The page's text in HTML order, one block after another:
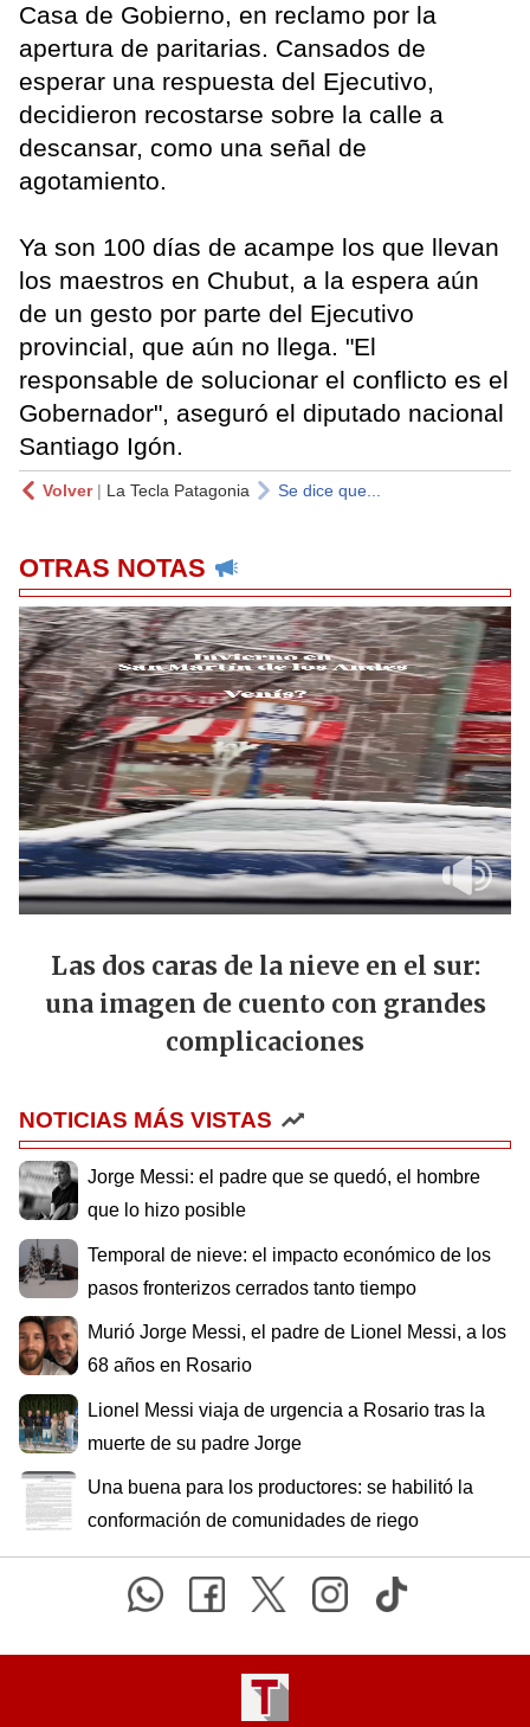
Casa de Gobierno, en reclamo por la
apertura de paritarias. Cansados de
esperar una respuesta del Ejecutivo,
decidieron recostarse sobre la calle a
descansar, como una señal de
agotamiento.
Ya son 100 días de acampe los que llevan
los maestros en Chubut, a la espera aún
de un gesto por parte del Ejecutivo
provincial, que aún no llega. "El
responsable de solucionar el conflicto es el
Gobernador", aseguró el diputado nacional
Santiago Igón.
Volver| La Tecla Patagonia Se dice que...
OTRAS NOTAS
Las dos caras de la nieve en el sur:
una imagen de cuento con grandes
complicaciones
NOTICIAS MÁS VISTAS
Jorge Messi: el padre que se quedó, el hombre
que lo hizo posible
Temporal de nieve: el impacto económico de los
pasos fronterizos cerrados tanto tiempo
Murió Jorge Messi, el padre de Lionel Messi, a los
68 años en Rosario
Lionel Messi viaja de urgencia a Rosario tras la
muerte de su padre Jorge
Una buena para los productores: se habilitó la
conformación de comunidades de riego